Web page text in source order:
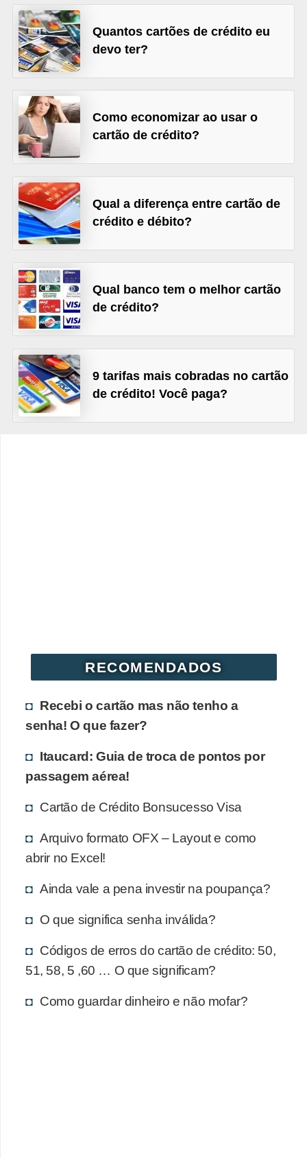
Quantos cartões de crédito eu
devo ter?
Como economizar ao usar o
cartão de crédito?
Qual a diferença entre cartão de
crédito e débito?
Qual banco tem o melhor cartão
de crédito?
9 tarifas mais cobradas no cartão
de crédito! Você paga?
RECOMENDADOS
Recebi o cartão mas não tenho a
senha! O que fazer?
Itaucard: Guia de troca de pontos por
passagem aérea!
Cartão de Crédito Bonsucesso Visa
Arquivo formato OFX – Layout e como
abrir no Excel!
Ainda vale a pena investir na poupança?
O que significa senha inválida?
Códigos de erros do cartão de crédito: 50,
51, 58, 5 ,60 … O que significam?
Como guardar dinheiro e não mofar?
f
i
n
a
c
e
i
a
s
C
m
b
i
C
a
r
o
e
d
é
i
t
o
E
d
c
a
ã
o
f